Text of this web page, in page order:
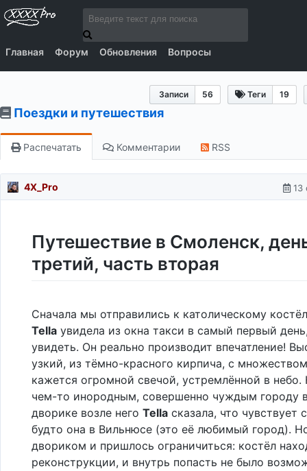
Главная Форум Обновления Вопросы
Записи 56 Теги 19
Поездки и путешествия
Распечатать Комментарии RSS
4X_Pro 13
Путешествие в Смоленск,
третий, часть вторая
Сначала мы отправились к католическому
Tella увидела из окна такси в самый первый
увидеть. Он реально производит впечатление!
узкий, из тёмно-красного кирпича, с
кажется огромной свечой, устремлённой в
чем-то инородным, совершенно чуждым городу
дворике возле него Tella сказала, что чувствует
будто она в Вильнюсе (это её любимый город).
двориком и пришлось ограничиться: костёл
реконструкции, и внутрь попасть не было